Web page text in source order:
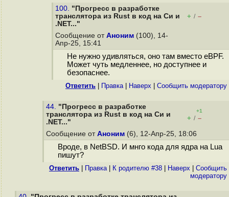
100. "Прогресс в разработке
транслятора из Rust в код на Cи и
.NET..."
+ / –
Сообщение от Аноним (100), 14-
Апр-25, 15:41
Не нужно удивляться, оно там вместо eBPF.
Может чуть медленнее, но доступнее и
безопаснее.
Ответить Правка| Наверх Cообщить модератору
44. "Прогресс в разработке
транслятора из Rust в код на Cи и
.NET..."
+1
+ / –
Сообщение от Аноним (6), 12-Апр-25, 18:06
Вроде, в NetBSD. И мнго кода для ядра на Lua
пишут?
Ответить Правка| К родителю #38 Наверх
Cообщить
модератору